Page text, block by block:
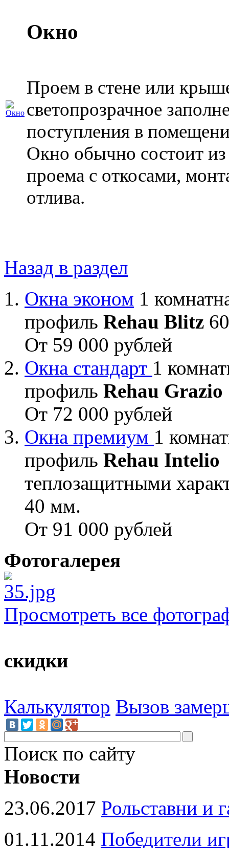
Окно
Проем в стене или
светопрозрачное
поступления в
Окно обычно состоит
проема с откосами,
отлива.
Назад в раздел
Окна эконом 1
профиль Rehau Blitz
От 59 000 рублей
Окна стандарт 1
профиль Rehau Grazio
От 72 000 рублей
Окна премиум 1
профиль Rehau Intelio
теплозащитными
40 мм.
От 91 000 рублей
Фотогалерея
Просмотреть все
скидки
Калькулятор Вызов
Поиск по сайту
Новости
23.06.2017 Рольставни и
01.11.2014 Победители